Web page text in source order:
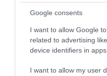
Google consents
I want to allow Google
related to advertising
device identifiers in apps.
I want to allow my user